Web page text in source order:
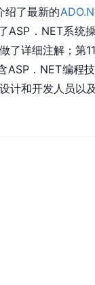
绍了最新的
．NET系统
了详细注解；第
ASP．NET编程
计和开发人员以